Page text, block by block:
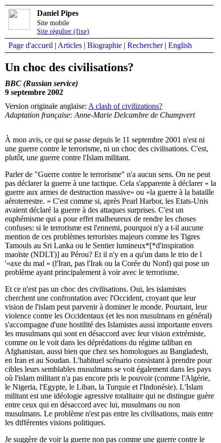
Daniel Pipes
Site mobile
Site régulier (fixe)
Page d'accueil | Articles | Biographie | Rechercher| English
Un choc des civilisations?
BBC (Russian service)
9 septembre 2002
Version originale anglaise: A clash of civilizations?
Adaptation française: Anne-Marie Delcambre de Champvert
À mon avis, ce qui se passe depuis le 11 septembre 2001 n'est ni
une guerre contre le terrorisme, ni un choc des civilisations. C'est,
plutôt, une guerre contre l'Islam militant.
Parler de "Guerre contre le terrorisme" n'a aucun sens. On ne peut
pas déclarer la guerre à une tactique. Cela s'apparente à déclarer « la
guerre aux armes de destruction massive» ou «la guerre à la bataille
aéroterrestre. » C'est comme si, après Pearl Harbor, les Etats-Unis
avaient déclaré la guerre à des attaques surprises. C'est un
euphémisme qui a pour effet malheureux de rendre les choses
confuses: si le terrorisme est l'ennemi, pourquoi n'y a t-il aucune
mention de ces problèmes terroristes majeurs comme les Tigres
Tamouls au Sri Lanka ou le Sentier lumineux*[*d'inspiration
maoïste (NDLT)] au Pérou? Et il n'y en a qu'un dans le trio de l
'«axe du mal » (l'Iran, pas l'Irak ou la Corée du Nord) qui pose un
problème ayant principalement à voir avec le terrorisme.
Et ce n'est pas un choc des civilisations. Oui, les islamistes
cherchent une confrontation avec l'Occident, croyant que leur
vision de l'islam peut parvenir à dominer le monde. Pourtant, leur
violence contre les Occidentaux (et les non musulmans en général)
s'accompagne d'une hostilité des Islamistes aussi importante envers
les musulmans qui sont en désaccord avec leur vision extrémiste,
comme on le voit dans les déprédations du régime taliban en
Afghanistan, aussi bien que chez ses homologues au Bangladesh,
en Iran et au Soudan. L'habituel scénario consistant à prendre pour
cibles leurs semblables musulmans se voit également dans les pays
où l'islam militant n'a pas encore pris le pouvoir (comme l'Algérie,
le Nigeria, l'Egypte, le Liban, la Turquie et l'Indonésie). L'Islam
militant est une idéologie agressive totalitaire qui ne distingue guère
entre ceux qui en désaccord avec lui, musulmans ou non
musulmans. Le problème n'est pas entre les civilisations, mais entre
les différentes visions politiques.
Je suggère de voir la guerre non pas comme une guerre contre le